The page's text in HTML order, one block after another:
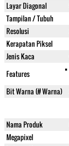
Layar Diagonal
Tampilan / Tubuh
Resolusi
Kerapatan Piksel
Jenis Kaca
Features
Bit Warna (# Warna)
Nama Produk
Megapixel